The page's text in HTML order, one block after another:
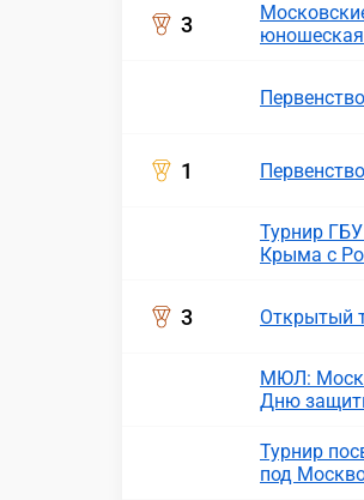
3
юношеская
1
Турнир
Крыма с
3 Открытый
МЮЛ:
Дню
Турнир
под